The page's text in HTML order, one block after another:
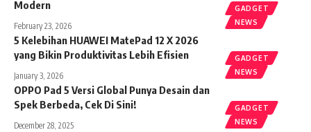
GADGET
NEWS
Modern
February 23, 2026
GADGET
NEWS
5 Kelebihan HUAWEI MatePad 12 X 2026
yang Bikin Produktivitas Lebih Efisien
January 3, 2026
GADGET
NEWS
OPPO Pad 5 Versi Global Punya Desain dan
Spek Berbeda, Cek Di Sini!
December 28, 2025